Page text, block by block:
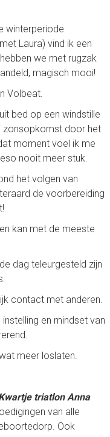
winterperiode
Laura) vind ik een
we met rugzak
magisch mooi!
Volbeat.
bed op een windstille
zonsopkomst door het
moment voel ik me
nooit meer stuk.
het volgen van
de voorbereiding
kan met de meeste
dag teleurgesteld zijn
contact met anderen.
en mindset van
meer loslaten.
triatlon Anna
van alle
Ook